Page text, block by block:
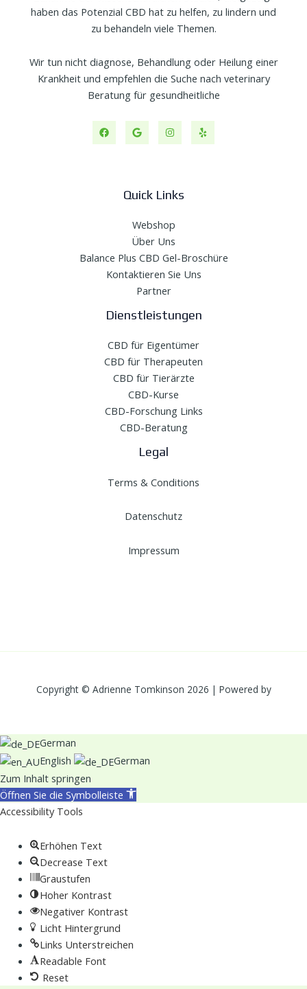
haben das Potenzial CBD hat zu helfen, zu lindern und
zu behandeln viele Themen.
Wir tun nicht diagnose, Behandlung oder Heilung einer
Krankheit und empfehlen die Suche nach veterinary
Beratung für gesundheitliche
Quick Links
Webshop
Über Uns
Balance Plus CBD Gel-Broschüre
Kontaktieren Sie Uns
Partner
Dienstleistungen
CBD für Eigentümer
CBD für Therapeuten
CBD für Tierärzte
CBD-Kurse
CBD-Forschung Links
CBD-Beratung
Legal
Terms & Conditions
Datenschutz
Impressum
Copyright © Adrienne Tomkinson 2026 | Powered by
German
English
German
Zum Inhalt springen
Öffnen Sie die Symbolleiste
Accessibility Tools
Erhöhen Text
Decrease Text
Graustufen
Hoher Kontrast
Negativer Kontrast
Licht Hintergrund
Links Unterstreichen
Readable Font
Reset